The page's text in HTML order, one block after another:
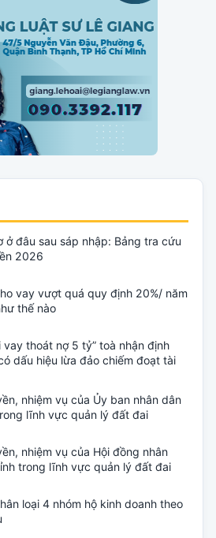
ở đâu sau sáp nhập: Bảng tra cứu
2026
vay vượt quá quy định 20%/ năm
thế nào
vay thoát nợ 5 tỷ” toà nhận định
dấu hiệu lừa đảo chiếm đoạt tài
nhiệm vụ của Ủy ban nhân dân
lĩnh vực quản lý đất đai
nhiệm vụ của Hội đồng nhân
trong lĩnh vực quản lý đất đai
loại 4 nhóm hộ kinh doanh theo